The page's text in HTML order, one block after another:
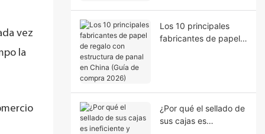
vez
la
Los 10 principales
fabricantes de papel
¿Por qué el sellado de
sus cajas es